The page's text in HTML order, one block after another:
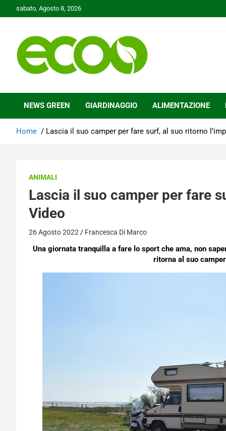
to
sabato, Agosto 8, 2026
Ecoo.it
NEWS GREEN GIARDINAGGIO ALIMENTAZIONE
Home Lascia il suo camper per fare surf, al suo ritorno
ANIMALI
Lascia il suo camper per fare
Video
26 Agosto 2022 Francesca Di Marco
Una giornata tranquilla a fare lo sport che ama, non
ritorna al suo